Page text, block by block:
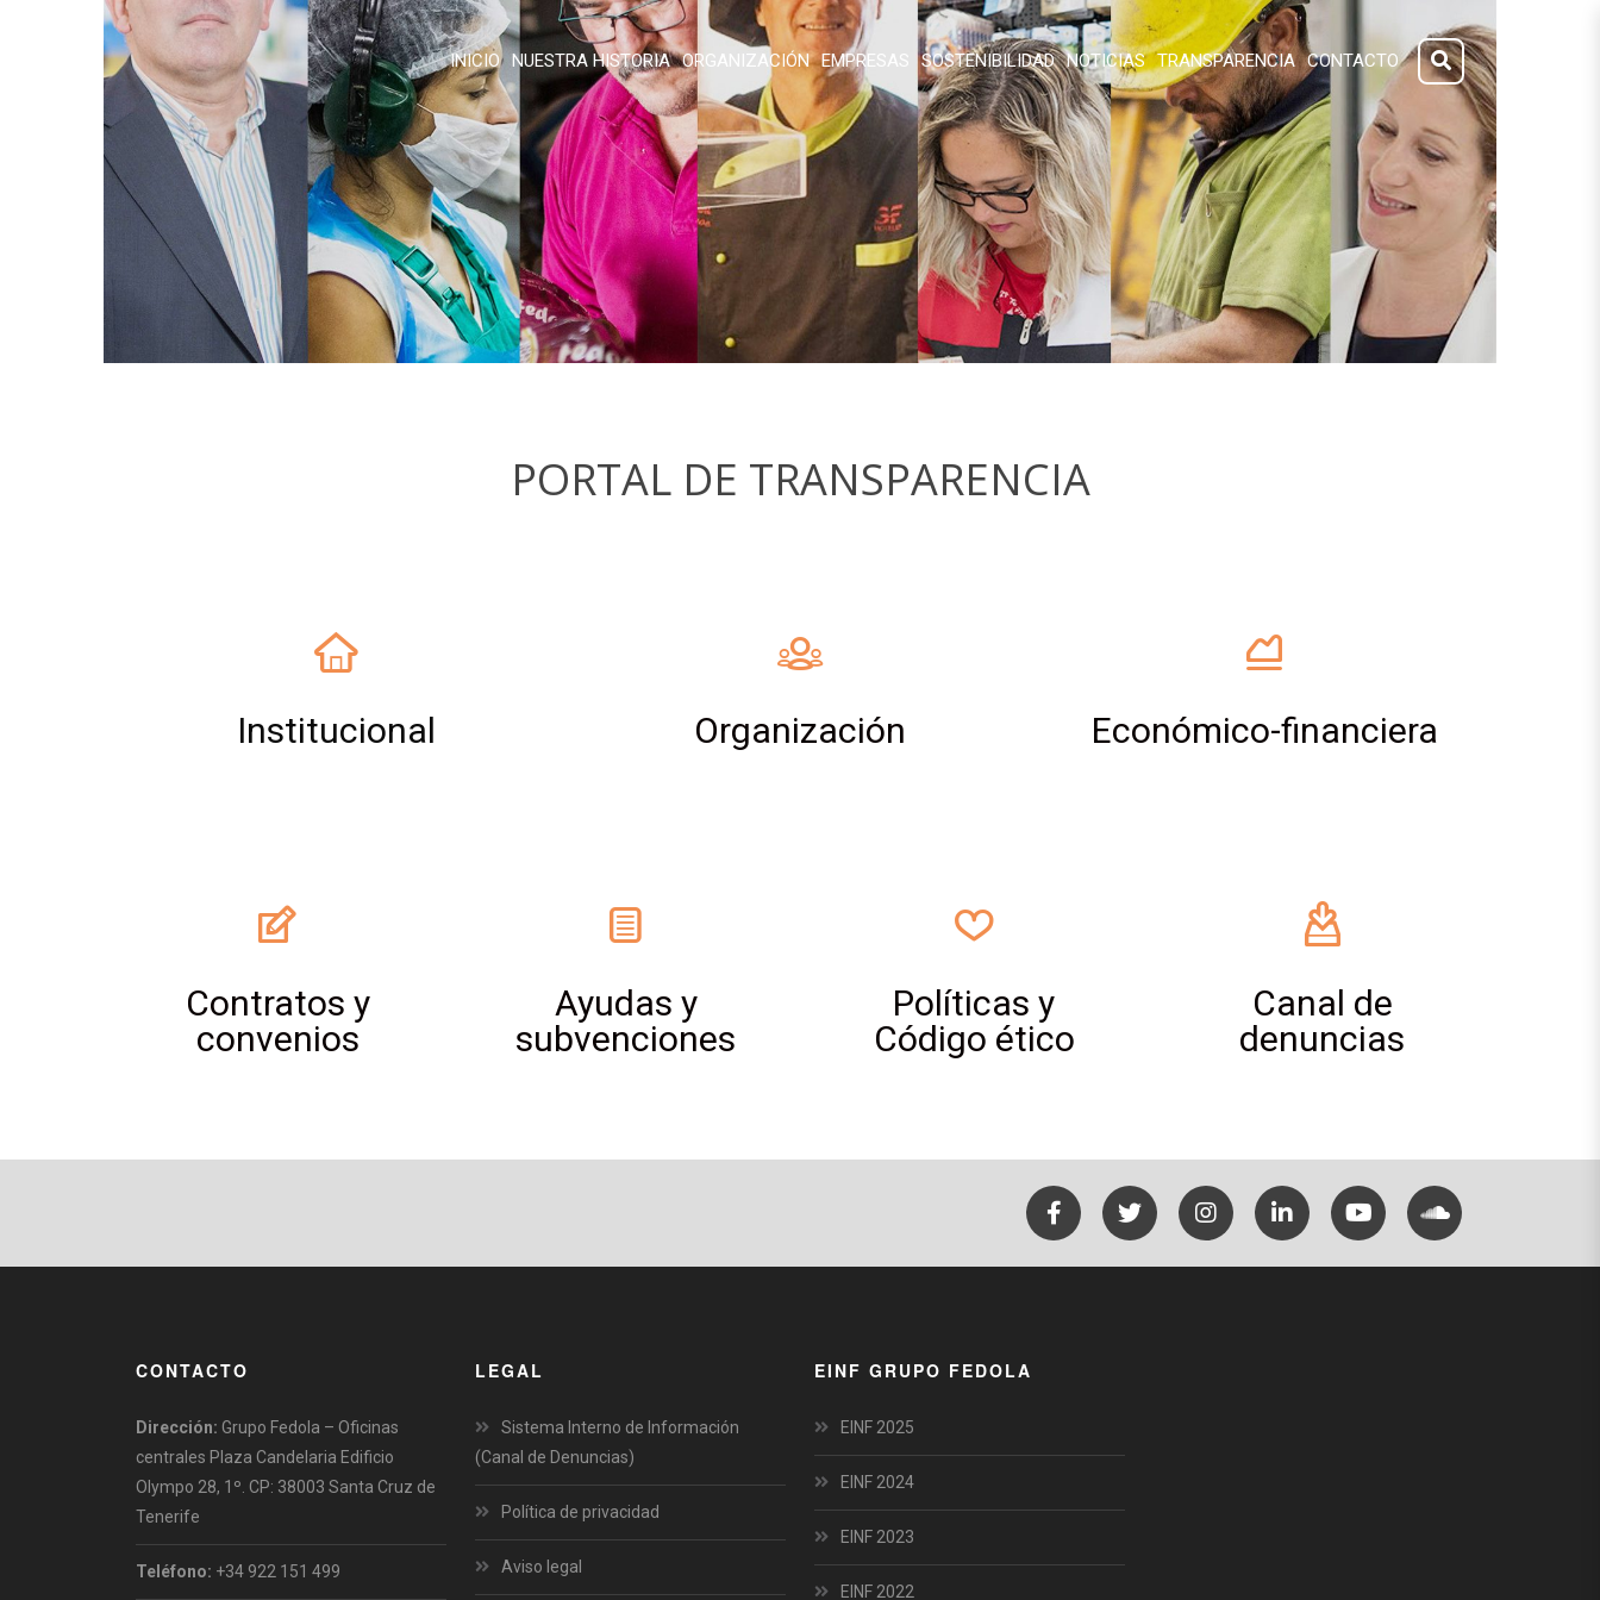
INICIO NUESTRA HISTORIA ORGANIZACIÓN EMPRESAS SOSTENIBILIDAD NOTICIAS TRANSPARENCIA CONTACTO
PORTAL DE TRANSPARENCIA
Institucional Organización Económico-financiera
Contratos y
convenios
Ayudas y
subvenciones
Políticas y
Código ético
Canal de
denuncias
CONTACTO
Dirección: Grupo Fedola – Oficinas
centrales Plaza Candelaria Edificio
Olympo 28, 1º. CP: 38003 Santa Cruz de
Tenerife
Teléfono: +34 922 151 499
LEGAL
Sistema Interno de Información
(Canal de Denuncias)
Política de privacidad
Aviso legal
EINF GRUPO FEDOLA
EINF 2025
EINF 2024
EINF 2023
EINF 2022